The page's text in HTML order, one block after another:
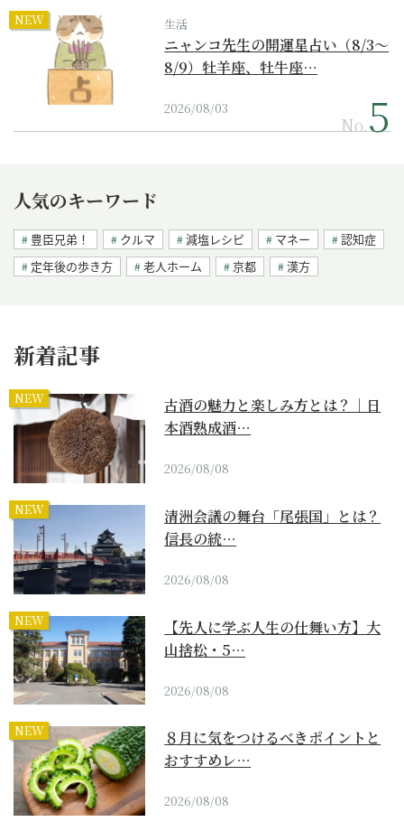
NEW 生活
ニャンコ先生の開運星占い（8/3～
8/9）牡羊座、牡牛座…
2026/08/03
No.
人気のキーワード
豊臣兄弟！ クルマ 減塩レシピ マネー
認知症
定年後の歩き方
老人ホーム 京都 漢方
新着記事
NEW
古酒の魅力と楽しみ方とは？｜日
本酒熟成酒…
2026/08/08
NEW
清洲会議の舞台「尾張国」とは？
信長の統…
2026/08/08
NEW
【先人に学ぶ人生の仕舞い方】大
山捨松・5…
2026/08/08
NEW
８月に気をつけるべきポイントと
おすすめレ…
2026/08/08